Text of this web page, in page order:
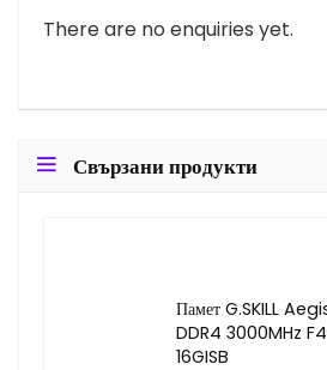
There are no enquiries yet.
Свързани продукти
Памет G.SKILL
DDR4 3000MHz
16GISB